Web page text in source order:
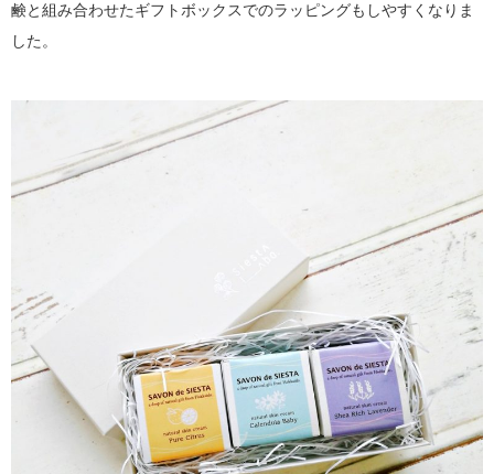
鹸と組み合わせたギフトボックスでのラッピングもしやすくなりま
した。